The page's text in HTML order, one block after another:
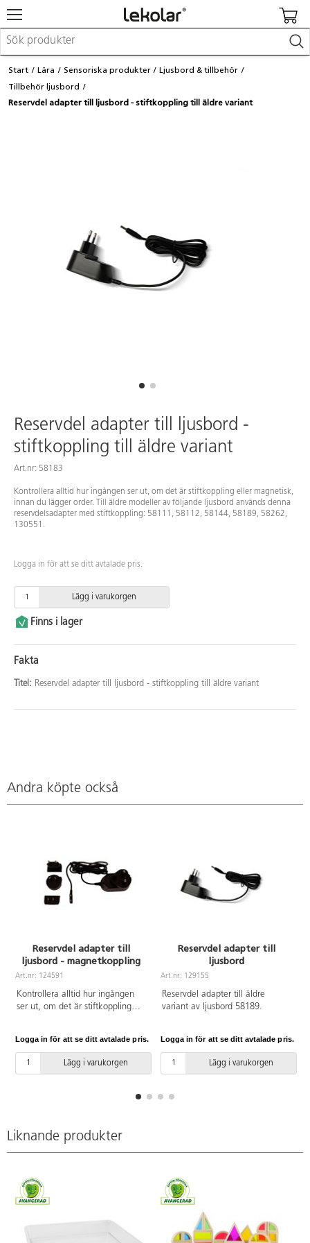
Möbler & inredning
Lekplatsutrustning & utemiljö
Leka
Kontakta Lekolar
Start Lära Sensoriska produkter
Ljusbord & tillbehör
Tillbehör ljusbord
Reservdel adapter till ljusbord - stiftkoppling till äldre variant
Reservdel adapter till ljusbord -
stiftkoppling till äldre variant
Art.nr: 58183
Kontrollera alltid hur ingången ser ut, om det är stiftkoppling eller magnetisk,
innan du lägger order. Till äldre modeller av följande ljusbord används denna
reservdelsadapter med stiftkoppling: 58111, 58112, 58144, 58189, 58262,
130551.
Logga in för att se ditt avtalade pris.
Lägg i varukorgen
Finns i lager
Fakta
Titel: Reservdel adapter till ljusbord - stiftkoppling till äldre variant
Andra köpte också
Reservdel adapter till
ljusbord - magnetkoppling
Art.nr: 124591
Kontrollera alltid hur ingången
ser ut, om det är stiftkoppling
följande ljusbord används denna
reservdelsadapter med
magnetisk koppling: 58112,
Logga in för att se ditt avtalade pris.
Lägg i varukorgen
Reservdel adapter till
ljusbord
Art.nr: 129155
Reservdel adapter till äldre
variant av ljusbord 58189.
Logga in för att se ditt avtalade pris.
Lägg i varukorgen
Liknande produkter